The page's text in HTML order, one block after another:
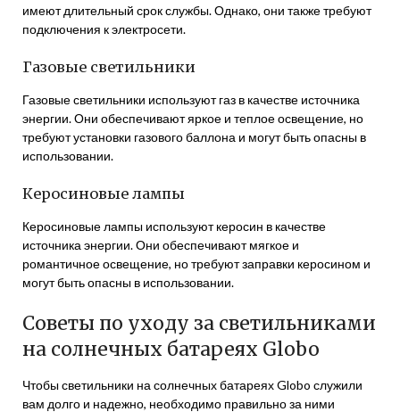
имеют длительный срок службы. Однако, они также требуют
подключения к электросети.
Газовые светильники
Газовые светильники используют газ в качестве источника
энергии. Они обеспечивают яркое и теплое освещение, но
требуют установки газового баллона и могут быть опасны в
использовании.
Керосиновые лампы
Керосиновые лампы используют керосин в качестве
источника энергии. Они обеспечивают мягкое и
романтичное освещение, но требуют заправки керосином и
могут быть опасны в использовании.
Советы по уходу за светильниками
на солнечных батареях Globo
Чтобы светильники на солнечных батареях Globo служили
вам долго и надежно, необходимо правильно за ними